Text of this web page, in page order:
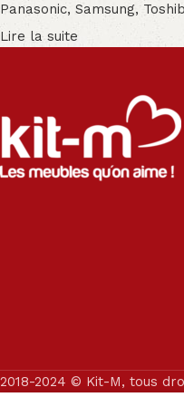
Panasonic, Samsung,
Lire la suite
2018-2024 © Kit-M, tous